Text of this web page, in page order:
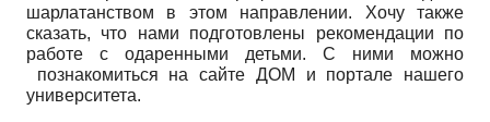
шарлатанством в этом направлении. Хочу также
сказать, что нами подготовлены рекомендации по
работе с одаренными детьми. С ними можно
познакомиться на сайте ДОМ и портале нашего
университета.